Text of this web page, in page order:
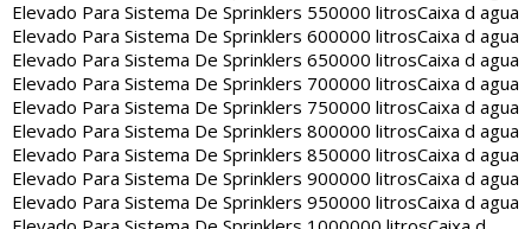
Elevado Para Sistema De Sprinklers 550000 litrosCaixa d agua
Elevado Para Sistema De Sprinklers 600000 litrosCaixa d agua
Elevado Para Sistema De Sprinklers 650000 litrosCaixa d agua
Elevado Para Sistema De Sprinklers 700000 litrosCaixa d agua
Elevado Para Sistema De Sprinklers 750000 litrosCaixa d agua
Elevado Para Sistema De Sprinklers 800000 litrosCaixa d agua
Elevado Para Sistema De Sprinklers 850000 litrosCaixa d agua
Elevado Para Sistema De Sprinklers 900000 litrosCaixa d agua
Elevado Para Sistema De Sprinklers 950000 litrosCaixa d agua